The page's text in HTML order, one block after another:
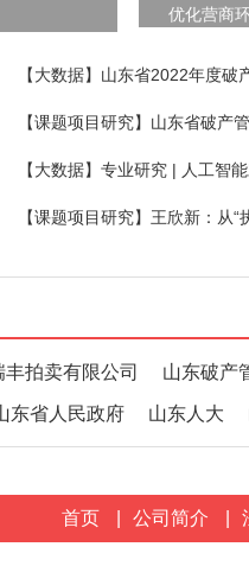
优化营商
【大数据】山东省2022年度破
拍卖有限公司 山东破产
东省人民政府 山东人大
首页 公司简介